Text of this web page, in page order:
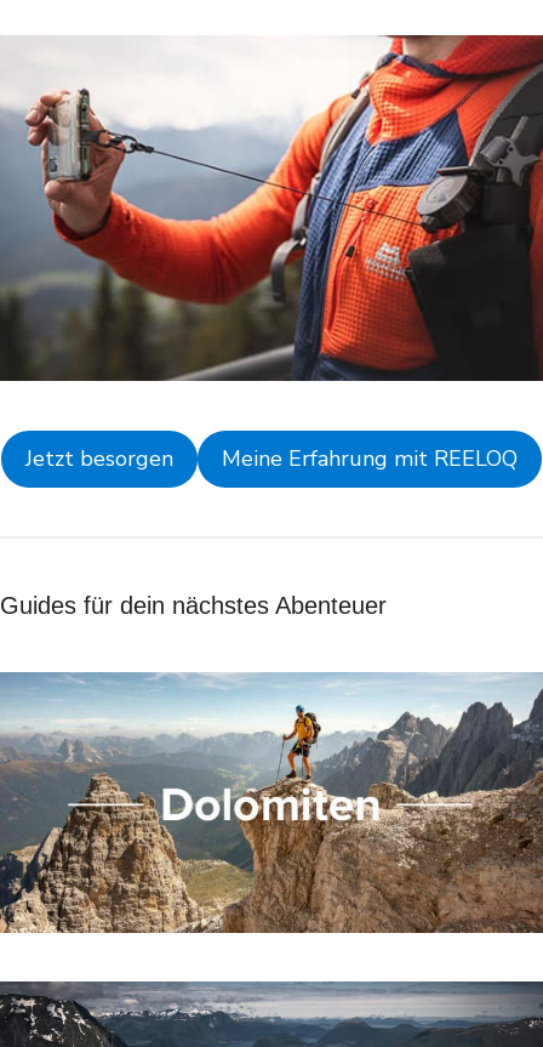
Jetzt besorgen Meine Erfahrung mit REELOQ
Guides für dein nächstes Abenteuer